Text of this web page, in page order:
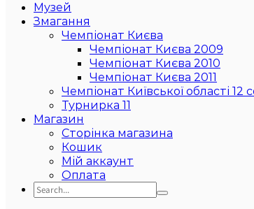
Музей
Змагання
Чемпіонат Києва
Чемпіонат Києва 2009
Чемпіонат Києва 2010
Чемпіонат Києва 2011
Чемпіонат Київської області 12
Турнирка 11
Магазин
Сторінка магазина
Кошик
Мій аккаунт
Оплата